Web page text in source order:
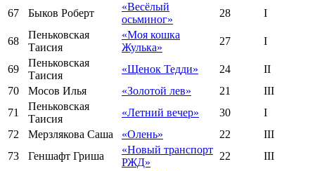
67
Быков Роберт
«Весёлый
осьминог»
28 I
68
Пеньковская
Таисия
«Моя кошка
Жулька»
27 I
69
Пеньковская
Таисия
«Щенок Тедди» 24
II
70
Мосов Илья «Золотой лев» 21
III
71
Пеньковская
Таисия
«Летний вечер» 30
I
72
Мерзлякова Саша «Олень» 22
III
73
Геншафт Гриша
«Новый транспорт
РЖД»
22
III